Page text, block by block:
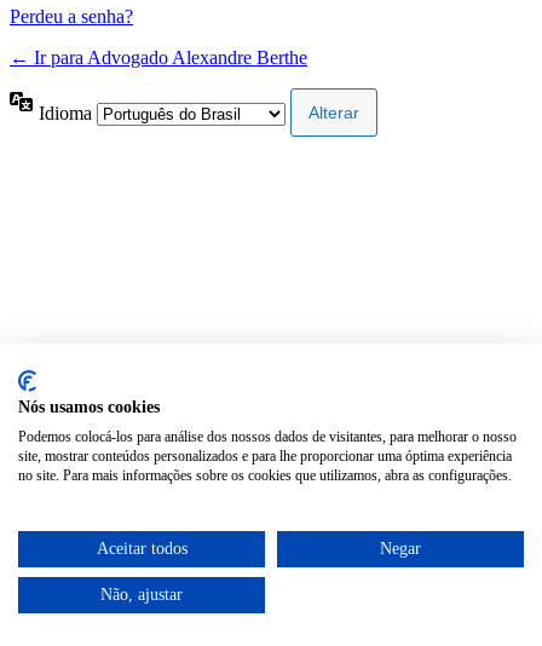
Perdeu a senha?
← Ir para Advogado Alexandre Berthe
Idioma
Nós usamos cookies
Podemos colocá-los para análise dos nossos dados de visitantes, para melhorar o nosso
site, mostrar conteúdos personalizados e para lhe proporcionar uma óptima experiência
no site. Para mais informações sobre os cookies que utilizamos, abra as configurações.
Aceitar todos Negar
Não, ajustar